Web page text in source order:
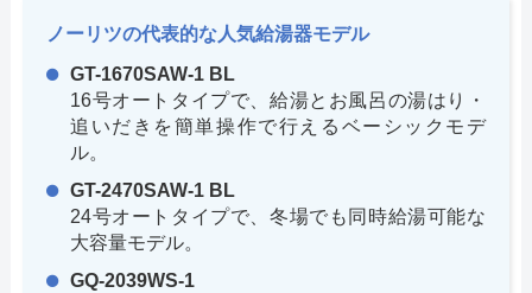
ノーリツの代表的な人気給湯器モデル
GT-1670SAW-1 BL
16号オートタイプで、給湯とお風呂の湯はり・
追いだきを簡単操作で行えるベーシックモデ
ル。
GT-2470SAW-1 BL
24号オートタイプで、冬場でも同時給湯可能な
大容量モデル。
GQ-2039WS-1